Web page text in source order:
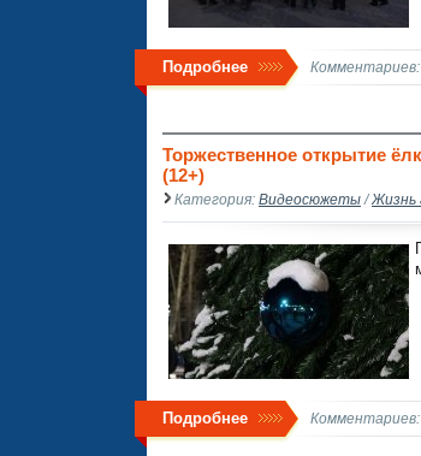
Подробнее Комментариев:
Торжественное открытие
(12+)
Категория: Видеосюжеты /Жизнь
Подробнее Комментариев: